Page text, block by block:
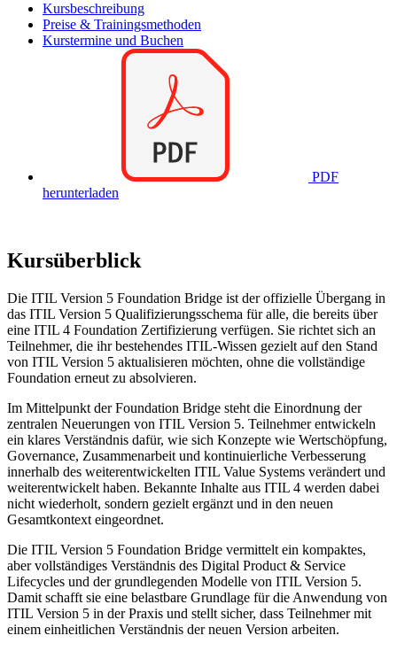
Kursbeschreibung
Preise & Trainingsmethoden
Kurstermine und Buchen
PDF
herunterladen
Kursüberblick
Die ITIL Version 5 Foundation Bridge ist der offizielle Übergang in
das ITIL Version 5 Qualifizierungsschema für alle, die bereits über
eine ITIL 4 Foundation Zertifizierung verfügen. Sie richtet sich an
Teilnehmer, die ihr bestehendes ITIL-Wissen gezielt auf den Stand
von ITIL Version 5 aktualisieren möchten, ohne die vollständige
Foundation erneut zu absolvieren.
Im Mittelpunkt der Foundation Bridge steht die Einordnung der
zentralen Neuerungen von ITIL Version 5. Teilnehmer entwickeln
ein klares Verständnis dafür, wie sich Konzepte wie Wertschöpfung,
Governance, Zusammenarbeit und kontinuierliche Verbesserung
innerhalb des weiterentwickelten ITIL Value Systems verändert und
weiterentwickelt haben. Bekannte Inhalte aus ITIL 4 werden dabei
nicht wiederholt, sondern gezielt ergänzt und in den neuen
Gesamtkontext eingeordnet.
Die ITIL Version 5 Foundation Bridge vermittelt ein kompaktes,
aber vollständiges Verständnis des Digital Product & Service
Lifecycles und der grundlegenden Modelle von ITIL Version 5.
Damit schafft sie eine belastbare Grundlage für die Anwendung von
ITIL Version 5 in der Praxis und stellt sicher, dass Teilnehmer mit
einem einheitlichen Verständnis der neuen Version arbeiten.